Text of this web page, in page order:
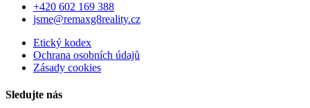
+420 602 169 388
jsme@remaxg8reality.cz
Etický kodex
Ochrana osobních údajů
Zásady cookies
Sledujte nás